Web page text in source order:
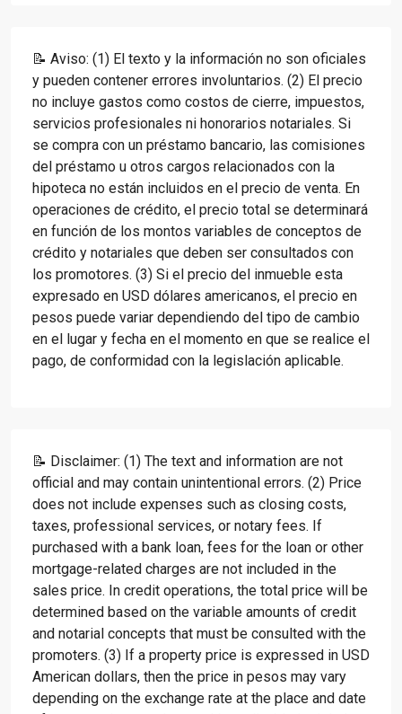
📝 Aviso: (1) El texto y la información no son oficiales
y pueden contener errores involuntarios. (2) El precio
no incluye gastos como costos de cierre, impuestos,
servicios profesionales ni honorarios notariales. Si
se compra con un préstamo bancario, las comisiones
del préstamo u otros cargos relacionados con la
hipoteca no están incluidos en el precio de venta. En
operaciones de crédito, el precio total se determinará
en función de los montos variables de conceptos de
crédito y notariales que deben ser consultados con
los promotores. (3) Si el precio del inmueble esta
expresado en USD dólares americanos, el precio en
pesos puede variar dependiendo del tipo de cambio
en el lugar y fecha en el momento en que se realice el
pago, de conformidad con la legislación aplicable.
📝 Disclaimer: (1) The text and information are not
official and may contain unintentional errors. (2) Price
does not include expenses such as closing costs,
taxes, professional services, or notary fees. If
purchased with a bank loan, fees for the loan or other
mortgage-related charges are not included in the
sales price. In credit operations, the total price will be
determined based on the variable amounts of credit
and notarial concepts that must be consulted with the
promoters. (3) If a property price is expressed in USD
American dollars, then the price in pesos may vary
depending on the exchange rate at the place and date